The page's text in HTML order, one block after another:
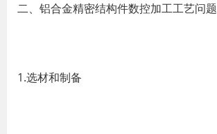
二、铝合金精密结构件数控加工工艺问题
1.选材和制备